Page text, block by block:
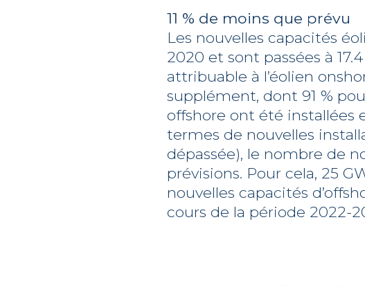
11 % de moins que prévu
Les nouvelles capacités
2020 et sont passées à
attribuable à l’éolien
supplément, dont 91 %
offshore ont été installées
termes de nouvelles
dépassée), le nombre de
prévisions. Pour cela, 25
nouvelles capacités
cours de la période 2022-